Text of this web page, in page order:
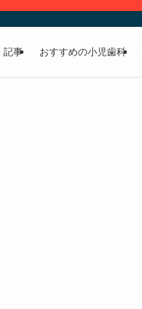
記事 おすすめの小児歯科